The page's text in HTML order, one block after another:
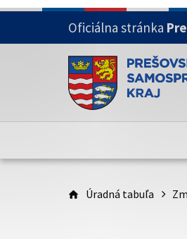
Oficiálna stránka
Doména psk.sk je
Toto je oficiálna
Úradná tabuľa